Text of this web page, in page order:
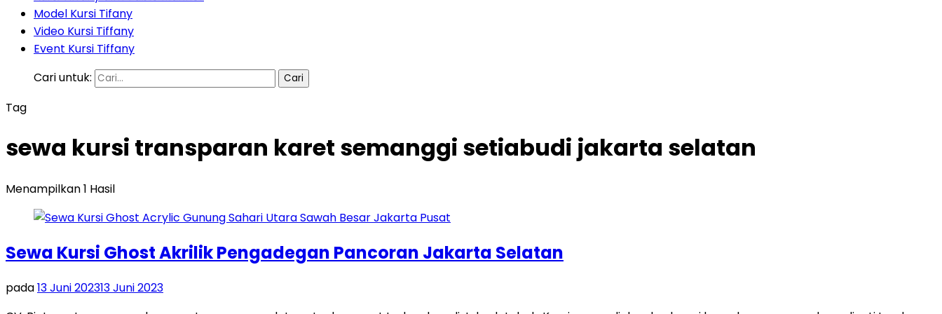
Model Kursi Tifany
Video Kursi Tiffany
Event Kursi Tiffany
Cari untuk:
Tag
sewa kursi transparan karet semanggi setiabudi jakarta selatan
Menampilkan 1 Hasil
Sewa Kursi Ghost Akrilik Pengadegan Pancoran Jakarta Selatan
pada13 Juni 202313 Juni 2023